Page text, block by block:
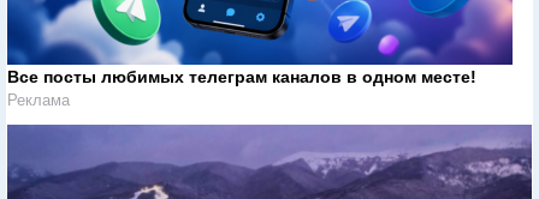
Все посты любимых телеграм каналов в одном месте!
Реклама